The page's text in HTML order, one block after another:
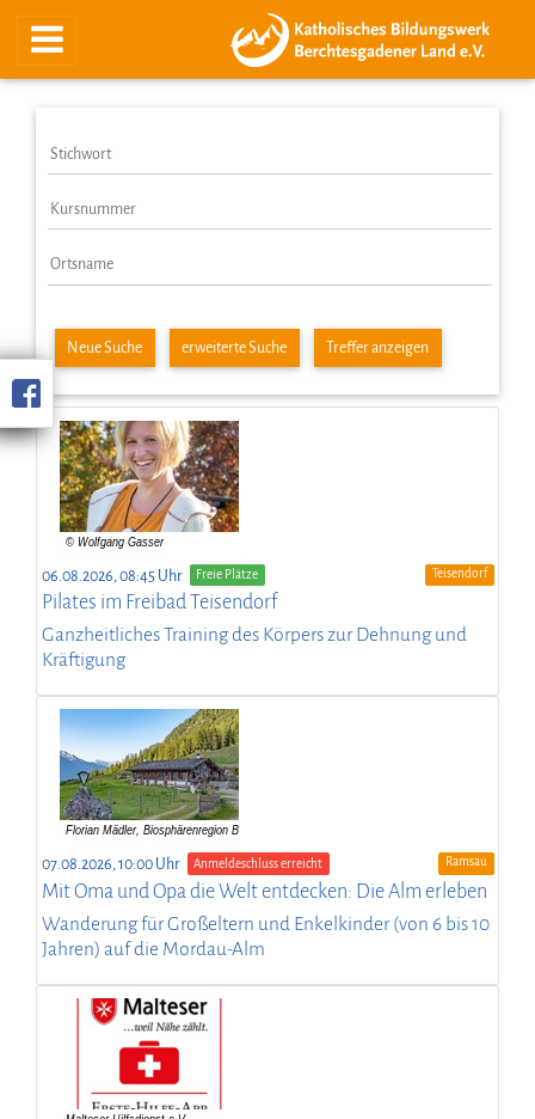
Treffer anzeigen
Neue Suche erweiterte Suche
06.08.2026, 08:45 Uhr Freie Plätze Teisendorf
Pilates im Freibad Teisendorf
Ganzheitliches Training des Körpers zur Dehnung und
Kräftigung
07.08.2026, 10:00 Uhr Anmeldeschluss erreicht Ramsau
Mit Oma und Opa die Welt entdecken: Die Alm erleben
Wanderung für Großeltern und Enkelkinder (von 6 bis 10
Jahren) auf die Mordau-Alm